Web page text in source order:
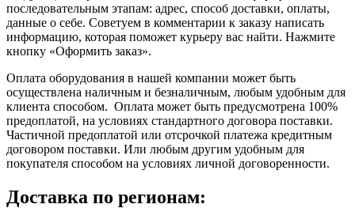
последовательным этапам: адрес, способ доставки, оплаты,
данные о себе. Советуем в комментарии к заказу написать
информацию, которая поможет курьеру вас найти. Нажмите
кнопку «Оформить заказ».
Оплата оборудования в нашей компании может быть
осуществлена наличным и безналичным, любым удобным для
клиента способом. Оплата может быть предусмотрена 100%
предоплатой, на условиях стандартного договора поставки.
Частичной предоплатой или отсрочкой платежа кредитным
договором поставки. Или любым другим удобным для
покупателя способом на условиях личной договоренности.
Доставка по регионам: